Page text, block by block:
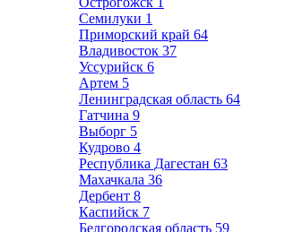
Семилуки 1
Приморский край 64
Владивосток 37
Уссурийск 6
Артем 5
Ленинградская область 64
Гатчина 9
Выборг 5
Кудрово 4
Республика Дагестан 63
Махачкала 36
Дербент 8
Каспийск 7
Белгородская область 59